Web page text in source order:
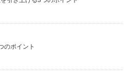
のポイント